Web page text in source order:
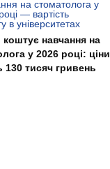
коштує навчання на
у 2026 році: ціни
130 тисяч гривень